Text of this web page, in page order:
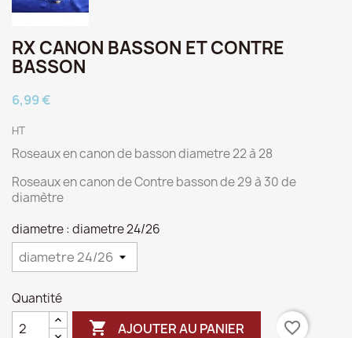
RX CANON BASSON ET CONTRE
BASSON
6,99 €
HT
Roseaux en canon de basson diametre 22 à 28
Roseaux en canon de Contre basson de 29 à 30 de
diamètre
diametre : diametre 24/26
Quantité
 AJOUTER AU PANIER favorite_border